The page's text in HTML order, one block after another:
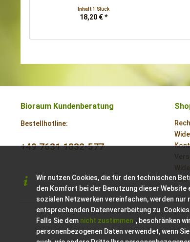
Inhalt 1 Stück
18,20 € *
Bioraum Kundenberatung
Bestellhotline:
+49 7631 1832-577
Wir nutzen Cookies, die für den technischen
den Komfort bei der Benutzung dieser
sozialen Netzwerken vereinfachen, werden nur
entsprechenden Datenverarbeitung zu.
Falls Sie dem nicht zustimmen , beschränken
personenbezogenen Daten verwendet, wenn